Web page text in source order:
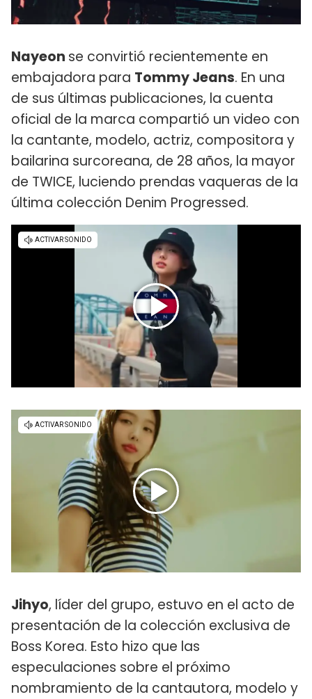
Nayeon se convirtió recientemente en
embajadora para Tommy Jeans. En una
de sus últimas publicaciones, la cuenta
oficial de la marca compartió un video con
la cantante, modelo, actriz, compositora y
bailarina surcoreana, de 28 años, la mayor
de TWICE, luciendo prendas vaqueras de la
última colección Denim Progressed.
Jihyo, líder del grupo, estuvo en el acto de
presentación de la colección exclusiva de
Boss Korea. Esto hizo que las
especulaciones sobre el próximo
nombramiento de la cantautora, modelo y